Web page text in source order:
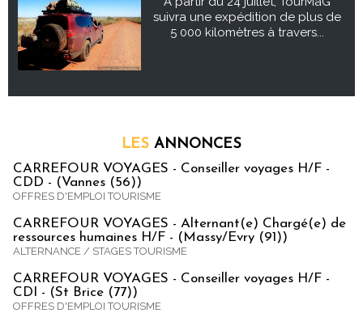
suivra une expédition de plus de
5 000 kilomètres à travers...
LES ANNONCES
CARREFOUR VOYAGES - Conseiller voyages H/F -
CDD - (Vannes (56))
OFFRES D'EMPLOI TOURISME
CARREFOUR VOYAGES - Alternant(e) Chargé(e) de
ressources humaines H/F - (Massy/Evry (91))
ALTERNANCE / STAGES TOURISME
CARREFOUR VOYAGES - Conseiller voyages H/F -
CDI - (St Brice (77))
OFFRES D'EMPLOI TOURISME